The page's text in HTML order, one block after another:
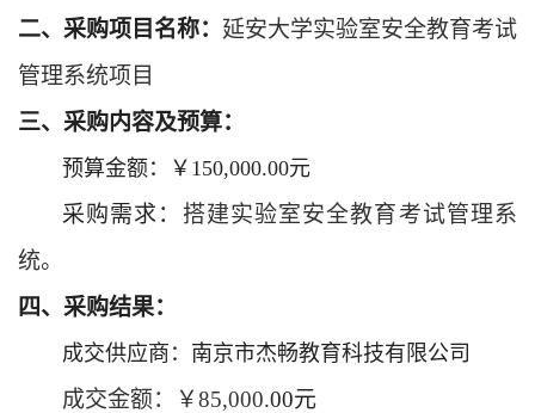
二、采购项目名称： 延安大学实验室安全教育考试
管理系统项目
三、采购内容及预算：
预算金额：￥150,000.00元
采购需求： 搭建实验室安全教育考试管理系
统。
四、采购结果：
成交供应商：南京市杰畅教育科技有限公司
成交金额：￥85,000.00元